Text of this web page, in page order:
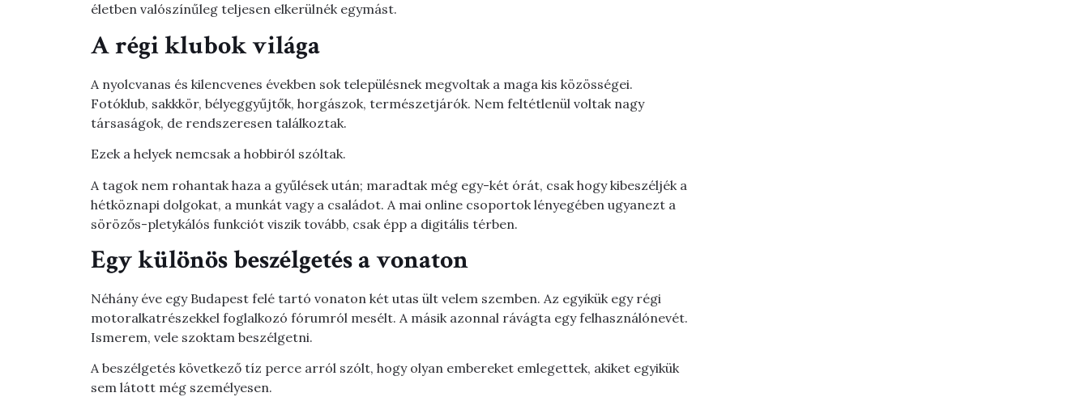
életben valószínűleg teljesen elkerülnék egymást.
A régi klubok világa
A nyolcvanas és kilencvenes években sok településnek megvoltak a maga kis közösségei.
Fotóklub, sakkkör, bélyeggyűjtők, horgászok, természetjárók. Nem feltétlenül voltak nagy
társaságok, de rendszeresen találkoztak.
Ezek a helyek nemcsak a hobbiról szóltak.
A tagok nem rohantak haza a gyűlések után; maradtak még egy-két órát, csak hogy kibeszéljék a
hétköznapi dolgokat, a munkát vagy a családot. A mai online csoportok lényegében ugyanezt a
sörözős-pletykálós funkciót viszik tovább, csak épp a digitális térben.
Egy különös beszélgetés a vonaton
Néhány éve egy Budapest felé tartó vonaton két utas ült velem szemben. Az egyikük egy régi
motoralkatrészekkel foglalkozó fórumról mesélt. A másik azonnal rávágta egy felhasználónevét.
Ismerem, vele szoktam beszélgetni.
A beszélgetés következő tíz perce arról szólt, hogy olyan embereket emlegettek, akiket egyikük
sem látott még személyesen.